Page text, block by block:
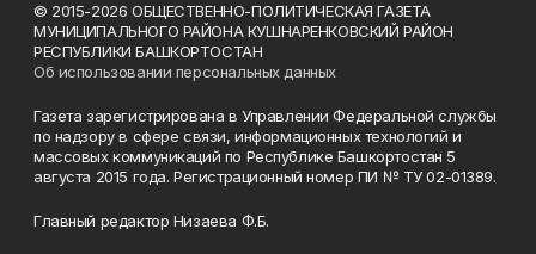
© 2015-2026 ОБЩЕСТВЕННО-ПОЛИТИЧЕСКАЯ ГАЗЕТА
МУНИЦИПАЛЬНОГО РАЙОНА КУШНАРЕНКОВСКИЙ РАЙОН
РЕСПУБЛИКИ БАШКОРТОСТАН
Об использовании персональных данных
Газета зарегистрирована в Управлении Федеральной службы
по надзору в сфере связи, информационных технологий и
массовых коммуникаций по Республике Башкортостан 5
августа 2015 года. Регистрационный номер ПИ № ТУ 02-01389.
Главный редактор Низаева Ф.Б.